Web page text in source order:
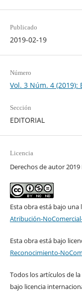
Publicado
2019-02-19
Número
Vol. 3 Núm. 4 (2019):
Sección
EDITORIAL
Licencia
Derechos de autor
Esta obra está bajo
Atribución-
Esta obra está bajo
Reconocimiento-
Todos los artículos de
bajo licencia